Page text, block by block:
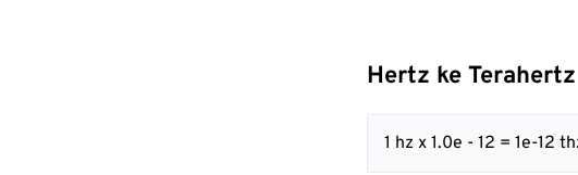
Hertz ke
1 hz x 1.0e - 12 = 1e-12